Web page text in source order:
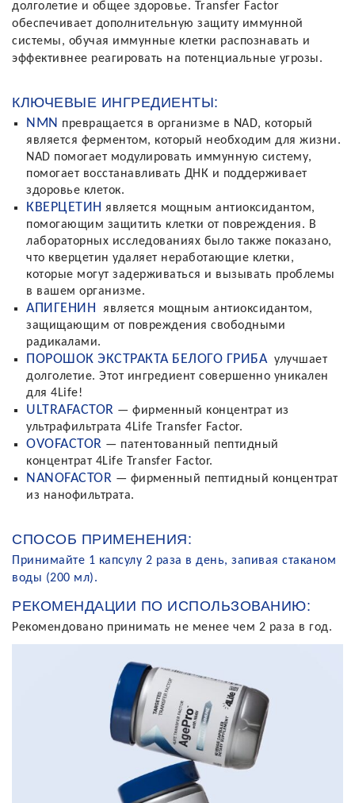
долголетие и общее здоровье. Transfer Factor
обеспечивает дополнительную защиту иммунной
системы, обучая иммунные клетки распознавать и
эффективнее реагировать на потенциальные угрозы.
КЛЮЧЕВЫЕ ИНГРЕДИЕНТЫ:
NMN превращается в организме в NAD, который
является ферментом, который необходим для жизни.
NAD помогает модулировать иммунную систему,
помогает восстанавливать ДНК и поддерживает
здоровье клеток.
КВЕРЦЕТИН является мощным антиоксидантом,
помогающим защитить клетки от повреждения. В
лабораторных исследованиях было также показано,
что кверцетин удаляет неработающие клетки,
которые могут задерживаться и вызывать проблемы
в вашем организме.
АПИГЕНИН
является мощным антиоксидантом,
защищающим от повреждения свободными
радикалами.
ПОРОШОК ЭКСТРАКТА БЕЛОГО ГРИБАулучшает
долголетие. Этот ингредиент совершенно уникален
для 4Life!
ULTRAFACTOR — фирменный концентрат из
ультрафильтрата 4Life Transfer Factor.
OVOFACTOR — патентованный пептидный
концентрат 4Life Transfer Factor.
NANOFACTOR — фирменный пептидный концентрат
из нанофильтрата.
СПОСОБ ПРИМЕНЕНИЯ:
Принимайте 1 капсулу 2 раза в день, запивая стаканом
воды (200 мл).
РЕКОМЕНДАЦИИ ПО ИСПОЛЬЗОВАНИЮ:
Рекомендовано принимать не менее чем 2 раза в год.